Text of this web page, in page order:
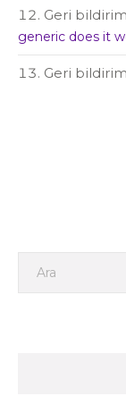
Geri
generic does it
Geri